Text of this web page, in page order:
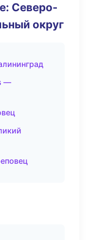
Северо-
округ
—